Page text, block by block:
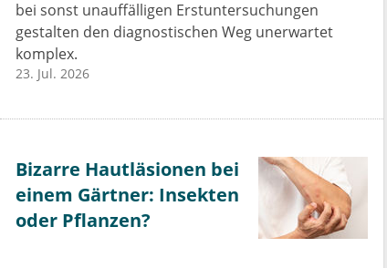
bei sonst unauffälligen Erstuntersuchungen
gestalten den diagnostischen Weg unerwartet
komplex.
23. Jul. 2026
Bizarre Hautläsionen bei
einem Gärtner: Insekten
oder Pflanzen?